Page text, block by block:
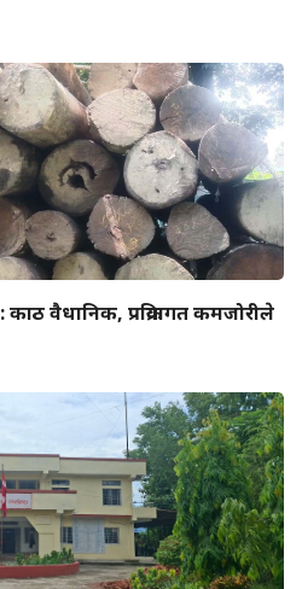
वैधानिक, प्रक्रियागत कमजोरीले